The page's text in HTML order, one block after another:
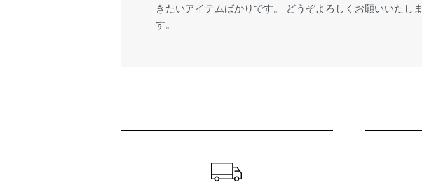
きたいアイテムばかりです。 どうぞよろしくお願いいたしま
す。